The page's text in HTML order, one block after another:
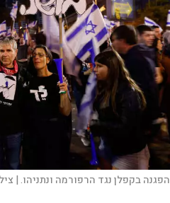
הפגנה בקפלן נגד הרפורמה ונתניהו. |